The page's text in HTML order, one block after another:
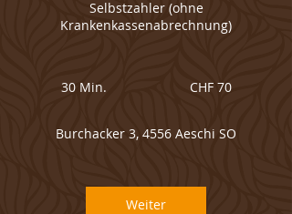
Selbstzahler (ohne
Krankenkassenabrechnung)
30 Min.
i
CHF 70
Burchacker 3, 4556 Aeschi SO
Weiter